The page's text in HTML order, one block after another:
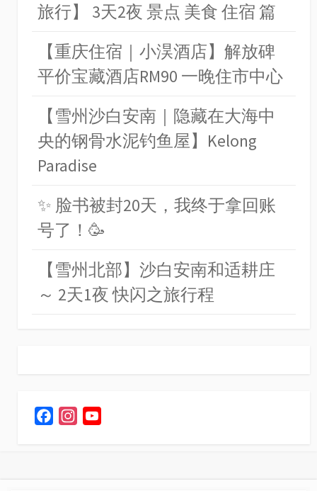
旅行】 3天2夜 景点 美食 住宿 篇
【重庆住宿｜小淏酒店】解放碑
平价宝藏酒店RM90 一晚住市中心
【雪州沙白安南｜隐藏在大海中
央的钢骨水泥钓鱼屋】Kelong
Paradise
✨ 脸书被封20天，我终于拿回账
号了！🥳
【雪州北部】沙白安南和适耕庄
～ 2天1夜 快闪之旅行程